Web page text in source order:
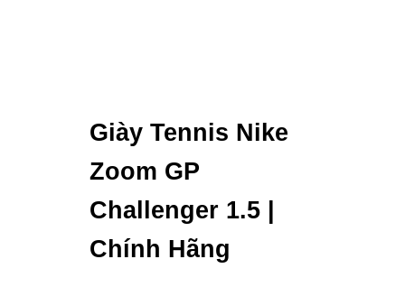
Giày Tennis Nike
Zoom GP
Challenger 1.5 |
Chính Hãng